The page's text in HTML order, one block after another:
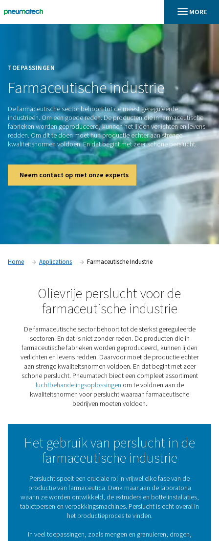
TOEPASSINGEN
Farmaceutischeindustrie
De farmaceutische sector behoort tot de meest
industrieën. Om een goede reden. De producten die in
fabrieken worden geproduceerd, kunnen het lijden
redden. Om dit te doen moet hun productie echter aan
kwaliteitsnormen voldoen. En dat begint met zeer schone
Neem contact op met onze experts
Home Applications Farmaceutische Industrie
Olievrije perslucht voor
farmaceutische
De farmaceutische sector behoort tot de sterkst
sectoren. En dat is niet zonder reden. De producten
farmaceutische fabrieken worden geproduceerd,
verlichten en levens redden. Daarvoor moet de
aan strenge kwaliteitsnormen voldoen. En dat begint
luchtbehandelingsoplossingenom te voldoen
kwaliteitsnormen voor perslucht waaraan
bedrijven moeten voldoen.